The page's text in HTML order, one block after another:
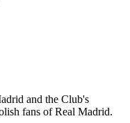
and the Club's
fans of Real Madrid.